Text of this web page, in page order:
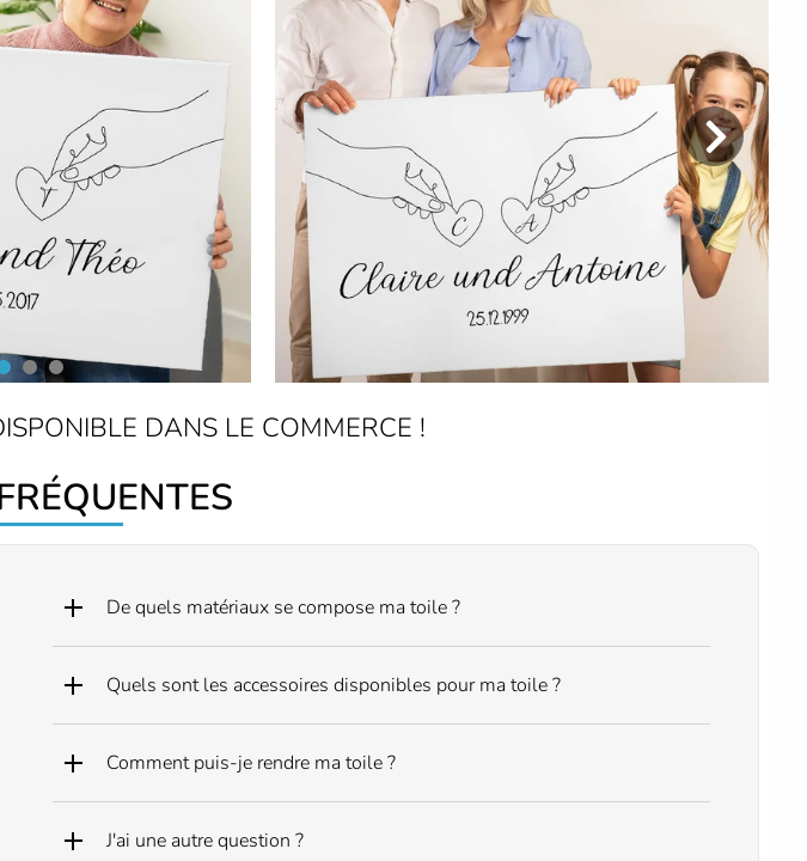
DANS LE COMMERCE !
De quels matériaux se compose ma toile ?
Quels sont les accessoires disponibles pour ma toile ?
Comment puis-je rendre ma toile ?
J'ai une autre question ?